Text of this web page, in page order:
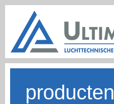
producten